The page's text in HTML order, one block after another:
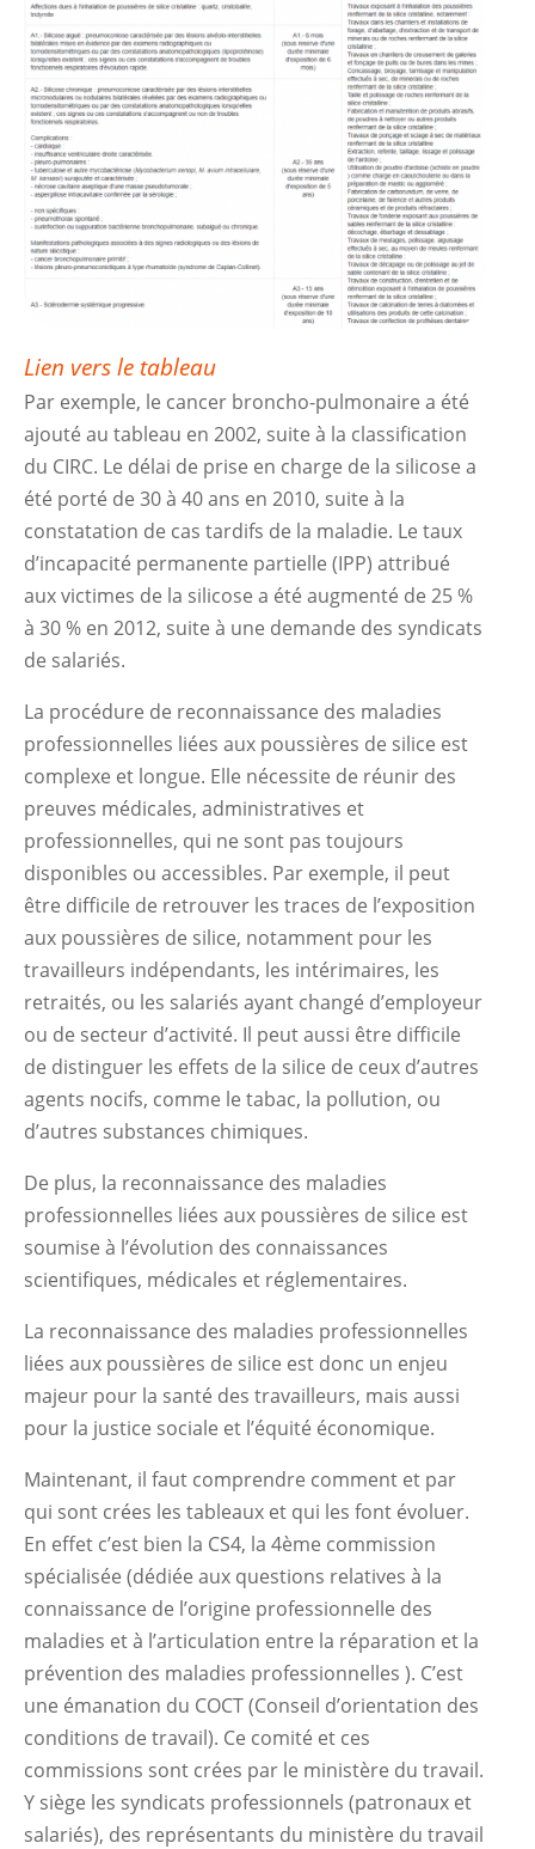
Lien vers le tableau
Par exemple, le cancer broncho-pulmonaire a été
ajouté au tableau en 2002, suite à la classification
du CIRC. Le délai de prise en charge de la silicose a
été porté de 30 à 40 ans en 2010, suite à la
constatation de cas tardifs de la maladie. Le taux
d’incapacité permanente partielle (IPP) attribué
aux victimes de la silicose a été augmenté de 25 %
à 30 % en 2012, suite à une demande des syndicats
de salariés.
La procédure de reconnaissance des maladies
professionnelles liées aux poussières de silice est
complexe et longue. Elle nécessite de réunir des
preuves médicales, administratives et
professionnelles, qui ne sont pas toujours
disponibles ou accessibles. Par exemple, il peut
être difficile de retrouver les traces de l’exposition
aux poussières de silice, notamment pour les
travailleurs indépendants, les intérimaires, les
retraités, ou les salariés ayant changé d’employeur
ou de secteur d’activité. Il peut aussi être difficile
de distinguer les effets de la silice de ceux d’autres
agents nocifs, comme le tabac, la pollution, ou
d’autres substances chimiques.
De plus, la reconnaissance des maladies
professionnelles liées aux poussières de silice est
soumise à l’évolution des connaissances
scientifiques, médicales et réglementaires.
La reconnaissance des maladies professionnelles
liées aux poussières de silice est donc un enjeu
majeur pour la santé des travailleurs, mais aussi
pour la justice sociale et l’équité économique.
Maintenant, il faut comprendre comment et par
qui sont crées les tableaux et qui les font évoluer.
En effet c’est bien la CS4, la 4ème commission
spécialisée (dédiée aux questions relatives à la
connaissance de l’origine professionnelle des
maladies et à l’articulation entre la réparation et la
prévention des maladies professionnelles ). C’est
une émanation du COCT (Conseil d’orientation des
conditions de travail). Ce comité et ces
commissions sont crées par le ministère du travail.
Y siège les syndicats professionnels (patronaux et
salariés), des représentants du ministère du travail